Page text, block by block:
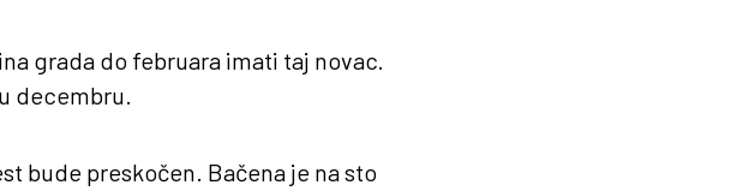
grada do februara imati taj novac.
decembru.
bude preskočen. Bačena je na sto